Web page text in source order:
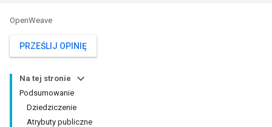
OpenWeave
PRZEŚLIJ OPINIĘ
Na tej stronie
Podsumowanie
Dziedziczenie
Atrybuty publiczne